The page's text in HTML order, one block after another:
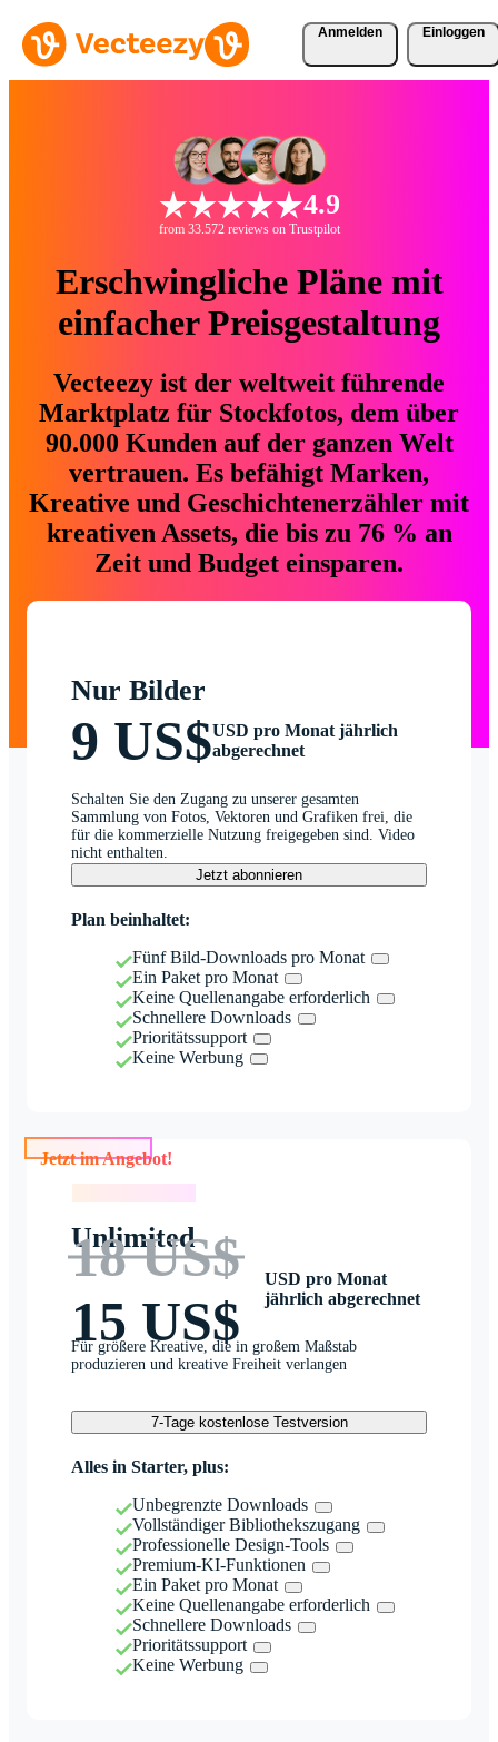
Anmelden Einloggen
4.9
from 33.572 reviews on Trustpilot
Erschwingliche Pläne mit
einfacher Preisgestaltung
Vecteezy ist der weltweit führende
Marktplatz für Stockfotos, dem über
90.000 Kunden auf der ganzen Welt
vertrauen. Es befähigt Marken,
Kreative und Geschichtenerzähler mit
kreativen Assets, die bis zu 76 % an
Zeit und Budget einsparen.
Nur Bilder
9 US$USD pro Monat jährlich
abgerechnet
Schalten Sie den Zugang zu unserer gesamten
Sammlung von Fotos, Vektoren und Grafiken frei, die
für die kommerzielle Nutzung freigegeben sind. Video
nicht enthalten.
Jetzt abonnieren
Plan beinhaltet:
Fünf Bild-Downloads pro Monat
Ein Paket pro Monat
Keine Quellenangabe erforderlich
Schnellere Downloads
Prioritätssupport
Keine Werbung
Jetzt im Angebot!
Unlimited
18 US$
15 US$
USD pro Monat
jährlich abgerechnet
Für größere Kreative, die in großem Maßstab
produzieren und kreative Freiheit verlangen
7-Tage kostenlose Testversion
Alles in Starter, plus:
Unbegrenzte Downloads
Vollständiger Bibliothekszugang
Professionelle Design-Tools
Premium-KI-Funktionen
Ein Paket pro Monat
Keine Quellenangabe erforderlich
Schnellere Downloads
Prioritätssupport
Keine Werbung